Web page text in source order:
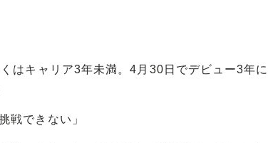
はキャリア3年未満。4月30日でデビュー3年に
戦できない」